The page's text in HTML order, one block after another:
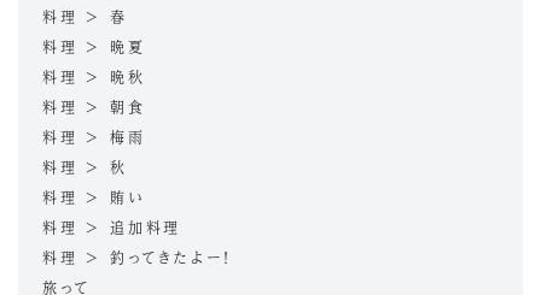
料理 > 春
料理 > 晩夏
料理 > 晩秋
料理 > 朝食
料理 > 梅雨
料理 > 秋
料理 > 賄い
料理 > 追加料理
料理 > 釣ってきたよー！
旅って